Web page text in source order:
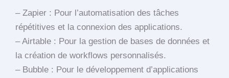
– Zapier : Pour l’automatisation des tâches
répétitives et la connexion des applications.
– Airtable : Pour la gestion de bases de données et
la création de workflows personnalisés.
– Bubble : Pour le développement d’applications